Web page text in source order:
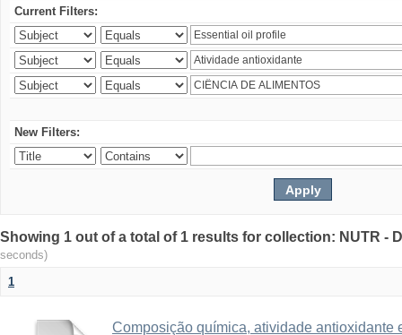
Current Filters:
New Filters:
Showing 1 out of a total of 1 results for collection: NUTR -
seconds)
1
Composição química, atividade antioxidante